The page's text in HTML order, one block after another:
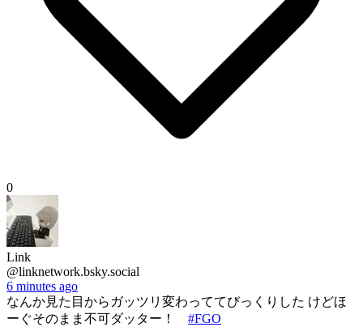
0
Link
@linknetwork.bsky.social
6 minutes ago
なんか見た目からガッツリ変わっててびっくりした けどほ
ーぐそのまま不可ダッター！ #FGO